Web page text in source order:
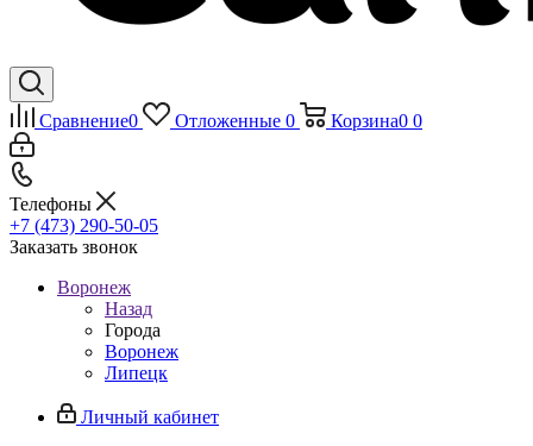
Сравнение0 Отложенные 0 Корзина0 0
Телефоны
+7 (473) 290-50-05
Заказать звонок
Воронеж
Назад
Города
Воронеж
Липецк
Личный кабинет